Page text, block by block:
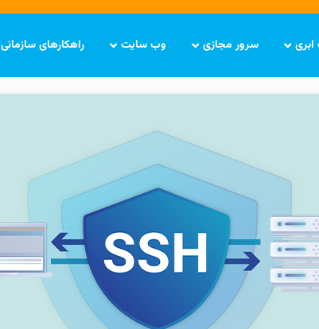
سرور مجازی وب سایت راهکارهای سازمانی